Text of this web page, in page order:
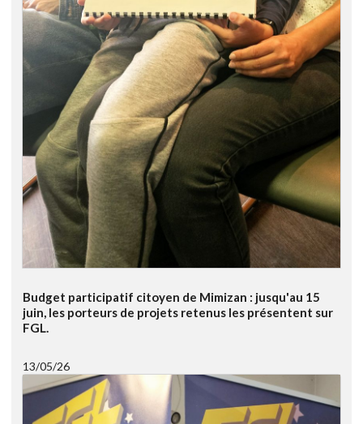
Budget participatif citoyen de Mimizan : jusqu'au 15
juin, les porteurs de projets retenus les présentent sur
FGL.
13/05/26